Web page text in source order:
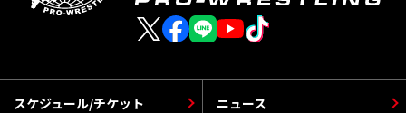
スケジュール/チケット ニュース